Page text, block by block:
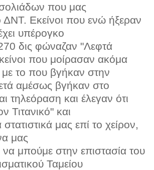
που μας
Εκείνοι που ενώ ήξεραν
υπέρογκο
δις φώναζαν "Λεφτά
που μοίρασαν ακόμα
το που βγήκαν στην
αμέσως βγήκαν στο
τηλεόραση και έλεγαν ότι
Τιτανικό" και
μας επί το χείρον,
μας
μπούμε στην επιστασία του
Ταμείου